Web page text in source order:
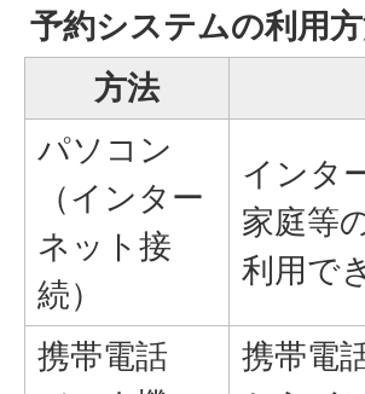
予約システムの利用
方法
パソコン
（インター
ネット接
続）
インタ
家庭等
利用で
携帯電話
携帯電